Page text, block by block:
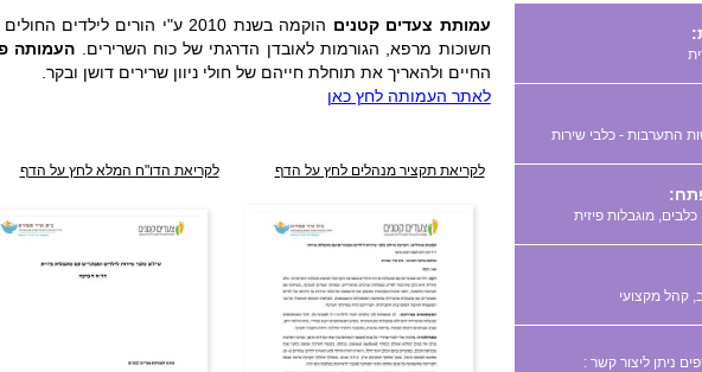
עמותת צעדים קטנים
הוקמה בשנת 2010 ע"י הורים
חשוכות מרפא, הגורמות לאובדן הדרגתי של כוח השרירים. העמותה
החיים ולהאריך את תוחלת חייהם של חולי ניוון שרירים דושן ובקר.
לאתר העמותה לחץ כאן
לקריאת תקציר מנהלים לחץ על הדף לקריאת הדו"ח המלא לחץ על הדף
התערבות - כלבי שירות
,
קהל מקצועי
ניתן ליצור קשר :